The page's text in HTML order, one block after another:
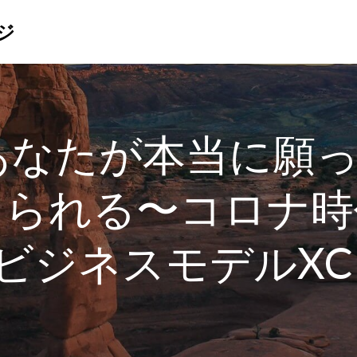
なたが本当に願
れる〜コロナ
ジネスモデル